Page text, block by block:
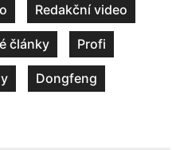
Redakční video
články Profi
Dongfeng